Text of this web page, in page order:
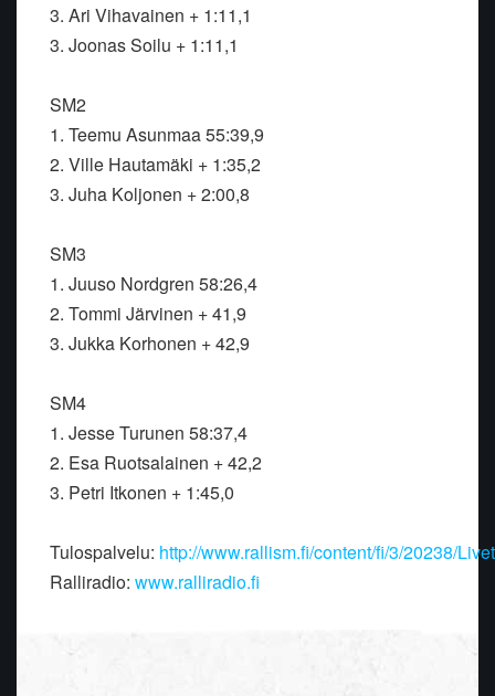
3. Ari Vihavainen + 1:11,1
3. Joonas Soilu + 1:11,1
SM2
1. Teemu Asunmaa 55:39,9
2. Ville Hautamäki + 1:35,2
3. Juha Koljonen + 2:00,8
SM3
1. Juuso Nordgren 58:26,4
2. Tommi Järvinen + 41,9
3. Jukka Korhonen + 42,9
SM4
1. Jesse Turunen 58:37,4
2. Esa Ruotsalainen + 42,2
3. Petri Itkonen + 1:45,0
Tulospalvelu: http://www.rallism.fi/content/fi/3/20238/
Ralliradio: www.ralliradio.fi